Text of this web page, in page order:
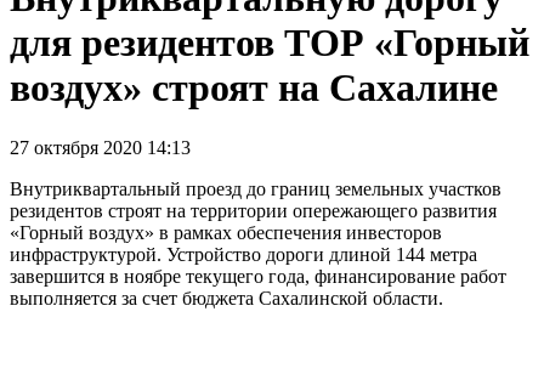
для резидентов ТОР «Горный
воздух» строят на Сахалине
27 октября 2020 14:13
Внутриквартальный проезд до границ земельных участков
резидентов строят на территории опережающего развития
«Горный воздух» в рамках обеспечения инвесторов
инфраструктурой. Устройство дороги длиной 144 метра
завершится в ноябре текущего года, финансирование работ
выполняется за счет бюджета Сахалинской области.